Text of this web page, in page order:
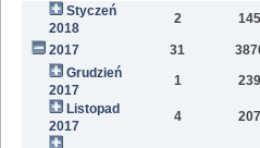
Styczeń
2018
2 145
2017 31
Grudzień
2017
1 239
Listopad
2017
4 207